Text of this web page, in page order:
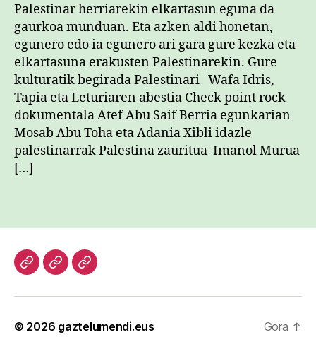
Palestinar herriarekin elkartasun eguna da
gaurkoa munduan. Eta azken aldi honetan,
egunero edo ia egunero ari gara gure kezka eta
elkartasuna erakusten Palestinarekin. Gure
kulturatik begirada Palestinari Wafa Idris,
Tapia eta Leturiaren abestia Check point rock
dokumentala Atef Abu Saif Berria egunkarian
Mosab Abu Toha eta Adania Xibli idazle
palestinarrak Palestina zauritua Imanol Murua
[…]
HasieraKazetari
Patxi
© 2026 gaztelumendi.eus Gora ↑